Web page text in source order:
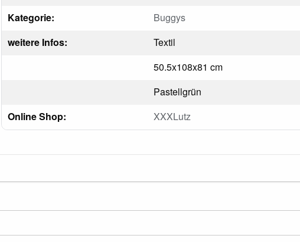
Kategorie:
Buggys
weitere Infos:
Textil
50.5x108x81 cm
Pastellgrün
Online Shop:
XXXLutz